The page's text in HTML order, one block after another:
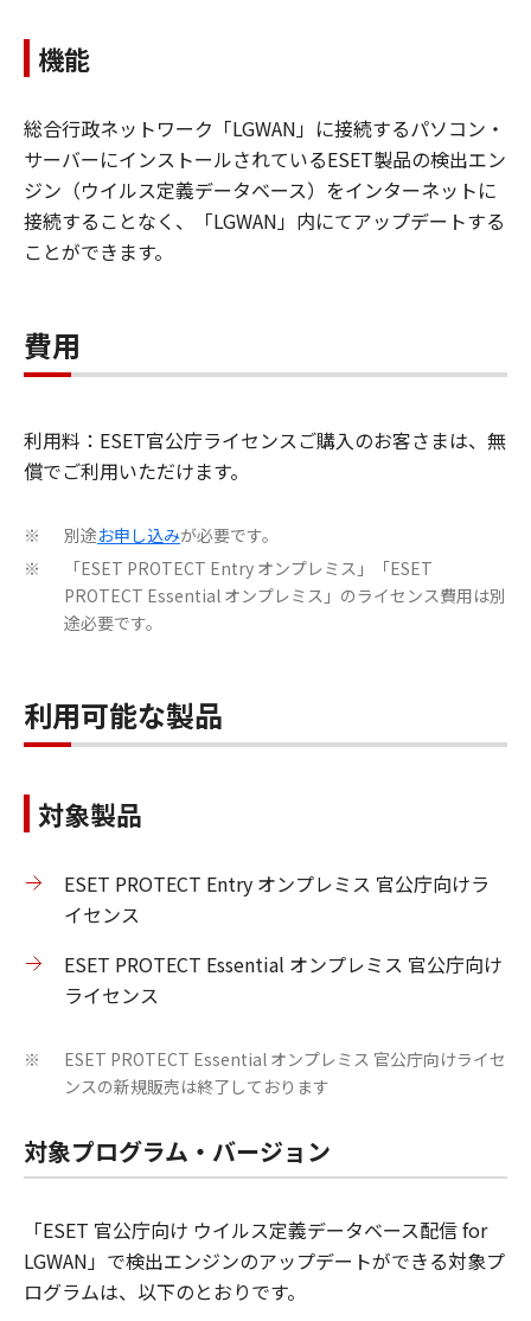
機能
総合行政ネットワーク「LGWAN」に接続するパソコン・
サーバーにインストールされているESET製品の検出エン
ジン（ウイルス定義データベース）をインターネットに
接続することなく、「LGWAN」内にてアップデートする
ことができます。
費用
利用料：ESET官公庁ライセンスご購入のお客さまは、無
償でご利用いただけます。
※ 別途お申し込みが必要です。
※
「ESET PROTECT Entry オンプレミス」「ESET
PROTECT Essential オンプレミス」のライセンス費用は別
途必要です。
利用可能な製品
対象製品
ESET PROTECT Entry オンプレミス 官公庁向けラ
イセンス
ESET PROTECT Essential オンプレミス 官公庁向け
ライセンス
※
ESET PROTECT Essential オンプレミス 官公庁向けライセ
ンスの新規販売は終了しております
対象プログラム・バージョン
「ESET 官公庁向け ウイルス定義データベース配信 for
LGWAN」で検出エンジンのアップデートができる対象プ
ログラムは、以下のとおりです。